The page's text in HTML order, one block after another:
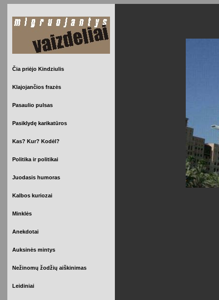
Čia priėjo Kindziulis
Klajojančios frazės
Pasaulio pulsas
Pasiklydę karikatūros
Kas? Kur? Kodėl?
Politika ir politikai
Juodasis humoras
Kalbos kuriozai
Minklės
Anekdotai
Auksinės mintys
Nežinomų žodžių aiškinimas
Leidiniai